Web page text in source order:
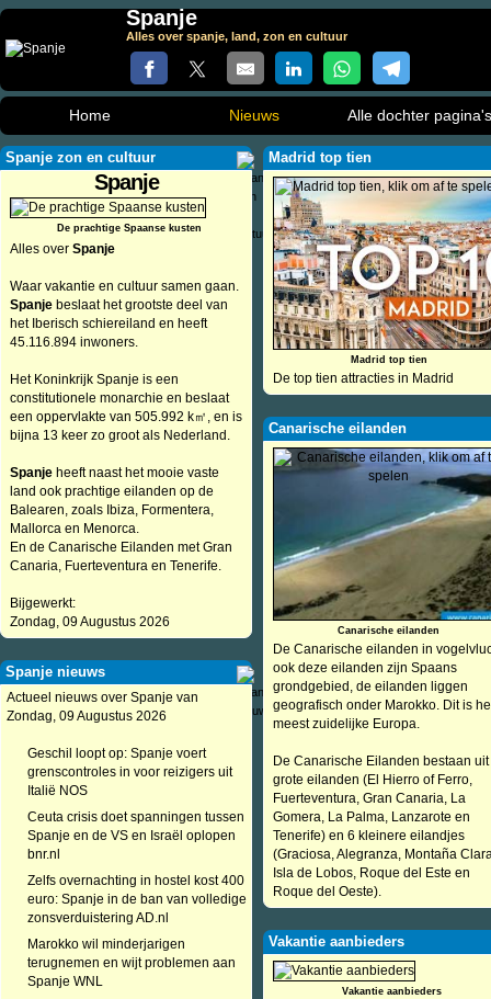
Spanje
Alles over spanje, land, zon en cultuur
Home Nieuws Alle dochter pagina's
Spanje zon en cultuur
Spanje
De prachtige Spaanse kusten
Alles over Spanje
Waar vakantie en cultuur samen gaan.
Spanje beslaat het grootste deel van
het Iberisch schiereiland en heeft
45.116.894 inwoners.
Het Koninkrijk Spanje is een
constitutionele monarchie en beslaat
een oppervlakte van 505.992 k㎡, en is
bijna 13 keer zo groot als Nederland.
Spanje heeft naast het mooie vaste
land ook prachtige eilanden op de
Balearen, zoals Ibiza, Formentera,
Mallorca en Menorca.
En de Canarische Eilanden met Gran
Canaria, Fuerteventura en Tenerife.
Bijgewerkt:
Zondag, 09 Augustus 2026
Spanje nieuws
Actueel nieuws over Spanje van
Zondag, 09 Augustus 2026
Geschil loopt op: Spanje voert
grenscontroles in voor reizigers uit
Italië NOS
Ceuta crisis doet spanningen tussen
Spanje en de VS en Israël oplopen
bnr.nl
Zelfs overnachting in hostel kost 400
euro: Spanje in de ban van volledige
zonsverduistering AD.nl
Marokko wil minderjarigen
terugnemen en wijt problemen aan
Spanje WNL
Madrid top tien
Madrid top tien
De top tien attracties in Madrid
Canarische eilanden
Canarische eilanden
De Canarische eilanden in
ook deze eilanden zijn Spaans
grondgebied, de eilanden liggen
geografisch onder Marokko. Dit is
meest zuidelijke Europa.
De Canarische Eilanden bestaan uit
grote eilanden (El Hierro of Ferro,
Fuerteventura, Gran Canaria, La
Gomera, La Palma, Lanzarote en
Tenerife) en 6 kleinere eilandjes
(Graciosa, Alegranza, Montaña
Isla de Lobos, Roque del Este en
Roque del Oeste).
Vakantie aanbieders
Vakantie aanbieders